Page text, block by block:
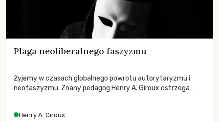
Plaga neoliberalnego faszyzmu
Żyjemy w czasach globalnego powrotu autorytaryzmu i
neofaszyzmu. Znany pedagog Henry A. Giroux ostrzega
wychowają świadomych obywateli?
Henry A. Giroux